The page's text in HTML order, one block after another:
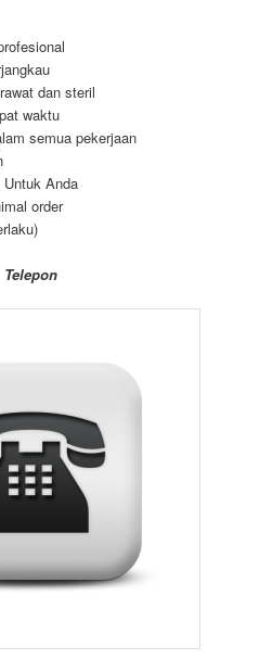
dan steril
waktu
semua pekerjaan
Anda
order
Telepon